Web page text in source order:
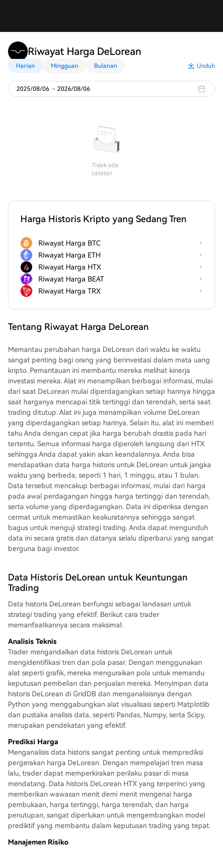
Riwayat Harga DeLorean
Harian Mingguan Bulanan Unduh
2025/08/06 - 2026/08/06
Tidak ada
catatan
Harga Historis Kripto yang Sedang Tren
Riwayat Harga BTC
Riwayat Harga ETH
Riwayat Harga HTX
Riwayat Harga BEAT
Riwayat Harga TRX
Tentang Riwayat Harga DeLorean
Memantau perubahan harga DeLorean dari waktu ke waktu
sangat penting bagi orang yang berinvestasi dalam mata uang
kripto. Pemantauan ini membantu mereka melihat kinerja
investasi mereka. Alat ini menampilkan berbagai informasi, mulai
dari saat DeLorean mulai diperdagangkan setiap harinya hingga
saat harganya mencapai titik tertinggi dan terendah, serta saat
trading ditutup. Alat ini juga menampilkan volume DeLorean
yang diperdagangkan setiap harinya. Selain itu, alat ini memberi
tahu Anda dengan cepat jika harga berubah drastis pada hari
tertentu. Semua informasi harga diperoleh langsung dari HTX
sehingga Anda dapat yakin akan keandalannya. Anda bisa
mendapatkan data harga historis untuk DeLorean untuk jangka
waktu yang berbeda, seperti 1 hari, 1 minggu, atau 1 bulan.
Data tersebut mencakup berbagai informasi, mulai dari harga
pada awal perdagangan hingga harga tertinggi dan terendah,
serta volume yang diperdagangkan. Data ini diperiksa dengan
cermat untuk memastikan keakuratannya sehingga sangat
bagus untuk menguji strategi trading. Anda dapat mengunduh
data ini secara gratis dan datanya selalu diperbarui yang sangat
berguna bagi investor.
Data Historis DeLorean untuk Keuntungan
Trading
Data historis DeLorean berfungsi sebagai landasan untuk
strategi trading yang efektif. Berikut cara trader
memanfaatkannya secara maksimal:
Analisis Teknis
Trader mengandalkan data historis DeLorean untuk
mengidentifikasi tren dan pola pasar. Dengan menggunakan
alat seperti grafik, mereka menguraikan pola untuk memandu
keputusan pembelian dan penjualan mereka. Menyimpan data
historis DeLorean di GridDB dan menganalisisnya dengan
Python yang menggabungkan alat visualisasi seperti Matplotlib
dan pustaka analisis data, seperti Pandas, Numpy, serta Scipy,
merupakan pendekatan yang efektif.
Prediksi Harga
Menganalisis data historis sangat penting untuk memprediksi
pergerakan harga DeLorean. Dengan mempelajari tren masa
lalu, trader dapat memperkirakan perilaku pasar di masa
mendatang. Data historis DeLorean HTX yang terperinci yang
memberikan wawasan menit demi menit mengenai harga
pembukaan, harga tertinggi, harga terendah, dan harga
penutupan, sangat diperlukan untuk mengembangkan model
prediktif yang membantu dalam keputusan trading yang tepat.
Manajemen Risiko